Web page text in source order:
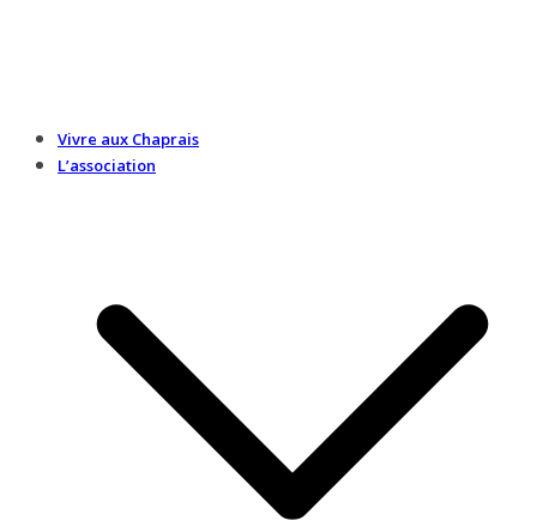
Vivre aux Chaprais
L’association